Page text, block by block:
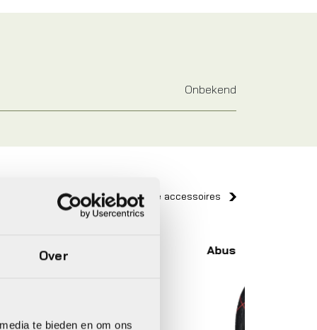
Over
te bieden en om ons
Onbekend
Bekijk alle accessoires